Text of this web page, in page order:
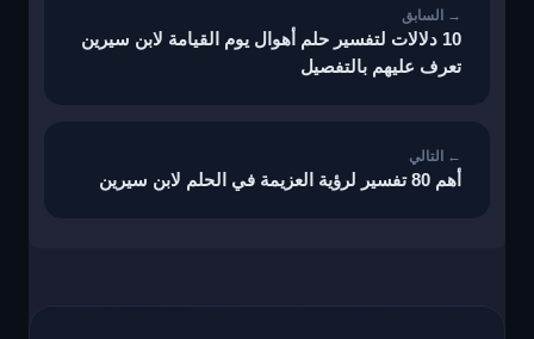
10 دلالات لتفسير حلم أهوال يوم القيامة لابن سيرين
تعرف عليهم بالتفصيل
أهم 80 تفسير لرؤية العزيمة في الحلم لابن سيرين